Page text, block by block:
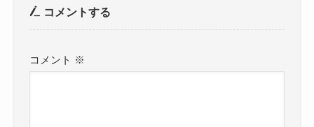
コメントする
コメント ※